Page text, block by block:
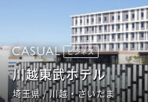
ビジネス
川越東武ホテル
埼玉県 / 川越・さいたま